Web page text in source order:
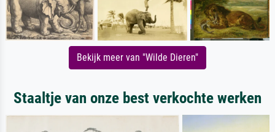
Bekijk meer van "Wilde Dieren"
Staaltje van onze best verkochte werken